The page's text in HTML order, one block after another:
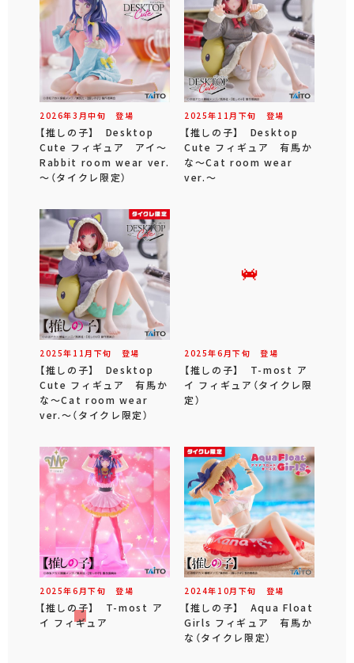
2026年3 月中旬 登場
【推しの子】 Desktop
Cute フィギュア アイ～
Rabbit room wear ver.
～（タイクレ限定）
2025年 11 月 下旬 登場
【推しの子】 Desktop
Cute フィギュア 有馬か
な～Cat room wear
ver.～
2025年 11 月 下旬 登場
【推しの子】 Desktop
Cute フィギュア 有馬か
な～Cat room wear
ver.～（タイクレ限定）
2025年6 月下旬 登場
【推しの子】 T-most ア
イ フィギュア（タイクレ限
定）
2025年6 月下旬 登場
【推しの子】 T-most ア
イ フィギュア
2024年 10月 下旬 登場
【推しの子】 Aqua Float
Girls フィギュア 有馬か
な（タイクレ限定）